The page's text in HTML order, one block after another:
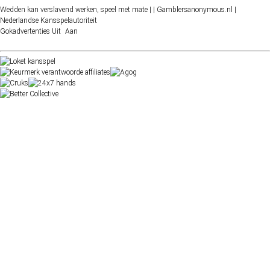
Wedden kan verslavend werken, speel met mate | | Gamblersanonymous.nl
Nederlandse Kansspelautoriteit
Gokadvertenties Uit Aan